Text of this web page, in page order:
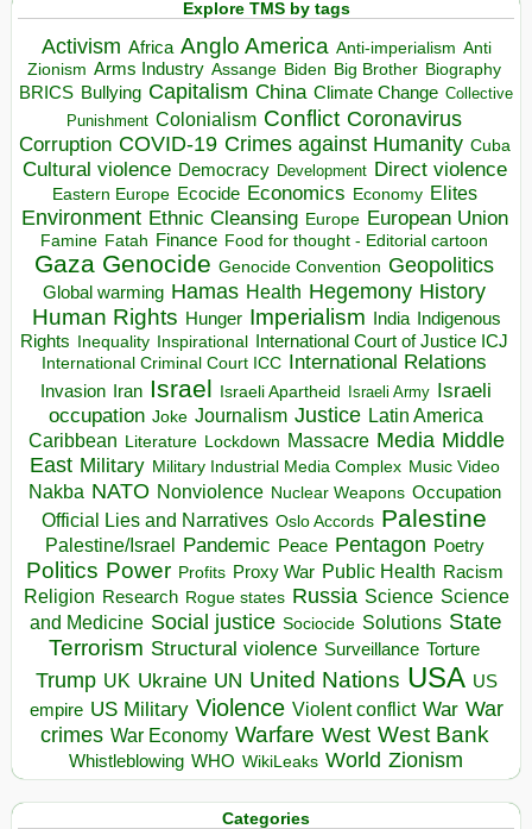
Explore TMS by tags
Activism Africa Anglo America Anti-imperialism Anti
Zionism Arms Industry Assange Biden Big Brother Biography
BRICS Bullying Capitalism China Climate Change Collective
Punishment Colonialism Conflict Coronavirus
Corruption COVID-19 Crimes against Humanity Cuba
Cultural violence Democracy Development Direct violence
Eastern Europe Ecocide Economics Economy Elites
Environment Ethnic Cleansing Europe European Union
Famine Fatah Finance Food for thought - Editorial cartoon
Gaza Genocide Genocide Convention Geopolitics
Global warming Hamas Health Hegemony History
Human Rights Hunger Imperialism India Indigenous
Rights
Inequality Inspirational
International Court of Justice ICJ
International Criminal Court ICC International Relations
Invasion Iran Israel Israeli Apartheid Israeli Army Israeli
occupation Joke Journalism Justice Latin America
Caribbean Literature Lockdown Massacre Media Middle
East Military Military Industrial Media Complex Music Video
Nakba NATO Nonviolence Nuclear Weapons Occupation
Official Lies and Narratives Oslo Accords Palestine
Palestine/Israel Pandemic Peace Pentagon Poetry
Politics Power Profits Proxy War Public Health Racism
Religion Research Rogue states Russia Science Science
and Medicine Social justice Sociocide Solutions State
Terrorism Structural violence Surveillance Torture
Trump UK Ukraine UN United Nations USA US
empire US Military Violence Violent conflict War War
crimes War Economy Warfare West West Bank
Whistleblowing WHO WikiLeaks World Zionism
Categories